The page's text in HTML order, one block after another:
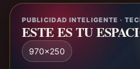
PUBLICIDAD INTELIGENTE ·
ESTE ES TU
970x250